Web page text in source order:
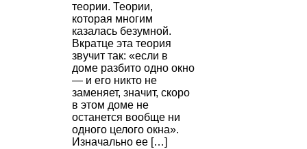
теории. Теории,
которая многим
казалась безумной.
Вкратце эта теория
звучит так: «если в
доме разбито одно окно
— и его никто не
заменяет, значит, скоро
в этом доме не
останется вообще ни
одного целого окна».
Изначально ее […]